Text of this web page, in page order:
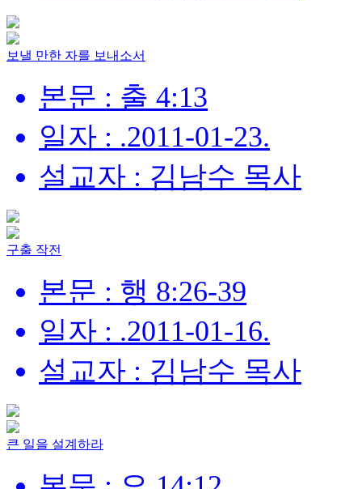
보낼 만한 자를 보내소서
본문 : 출 4:13
일자 : .2011-01-23.
설교자 : 김남수 목사
구출 작전
본문 : 행 8:26-39
일자 : .2011-01-16.
설교자 : 김남수 목사
큰 일을 설계하라